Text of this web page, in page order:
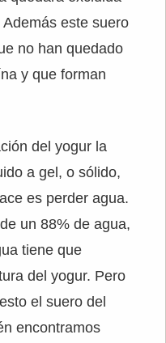
este suero
no han quedado
y que forman
del yogur la
a gel, o sólido,
es perder agua.
un 88% de agua,
tiene que
del yogur. Pero
el suero del
encontramos